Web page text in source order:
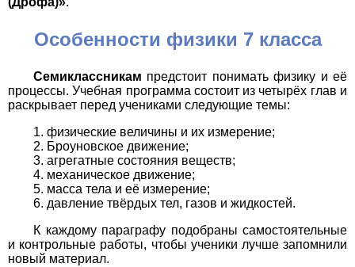
Особенности физики 7 класса
Семиклассникам предстоит понимать физику и её
процессы. Учебная программа состоит из четырёх глав и
раскрывает перед учениками следующие темы:
физические величины и их измерение;
Броуновское движение;
агрегатные состояния веществ;
механическое движение;
масса тела и её измерение;
давление твёрдых тел, газов и жидкостей.
К каждому параграфу подобраны самостоятельные
и контрольные работы, чтобы ученики лучше запомнили
новый материал.